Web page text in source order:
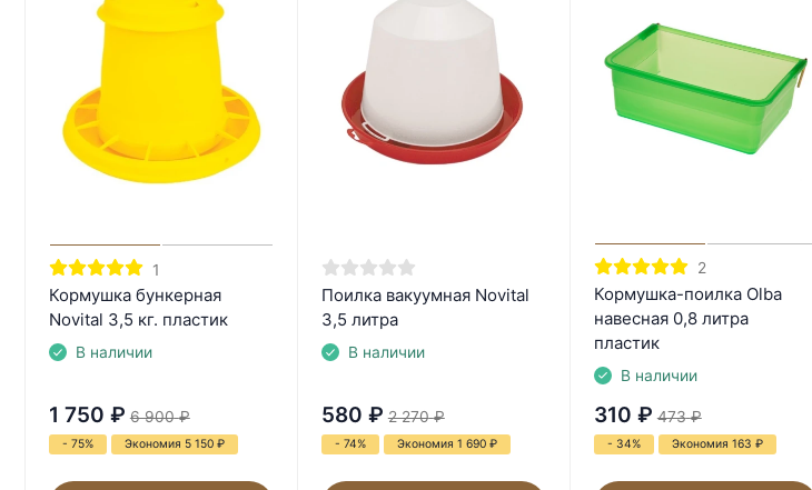
1
Кормушка бункерная
Novital 3,5 кг. пластик
В наличии
1 750 ₽ 6 900 ₽
- 75% Экономия 5 150 ₽
Поилка вакуумная Novital
3,5 литра
В наличии
580 ₽ 2 270 ₽
- 74% Экономия 1 690 ₽
2
Кормушка-поилка Olba
навесная 0,8 литра
пластик
В наличии
310 ₽ 473 ₽
- 34% Экономия 163 ₽